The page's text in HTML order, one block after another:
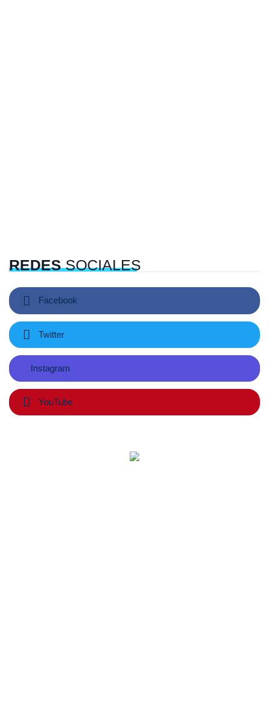
REDESSOCIALES
Facebook
Twitter
Instagram
YouTube